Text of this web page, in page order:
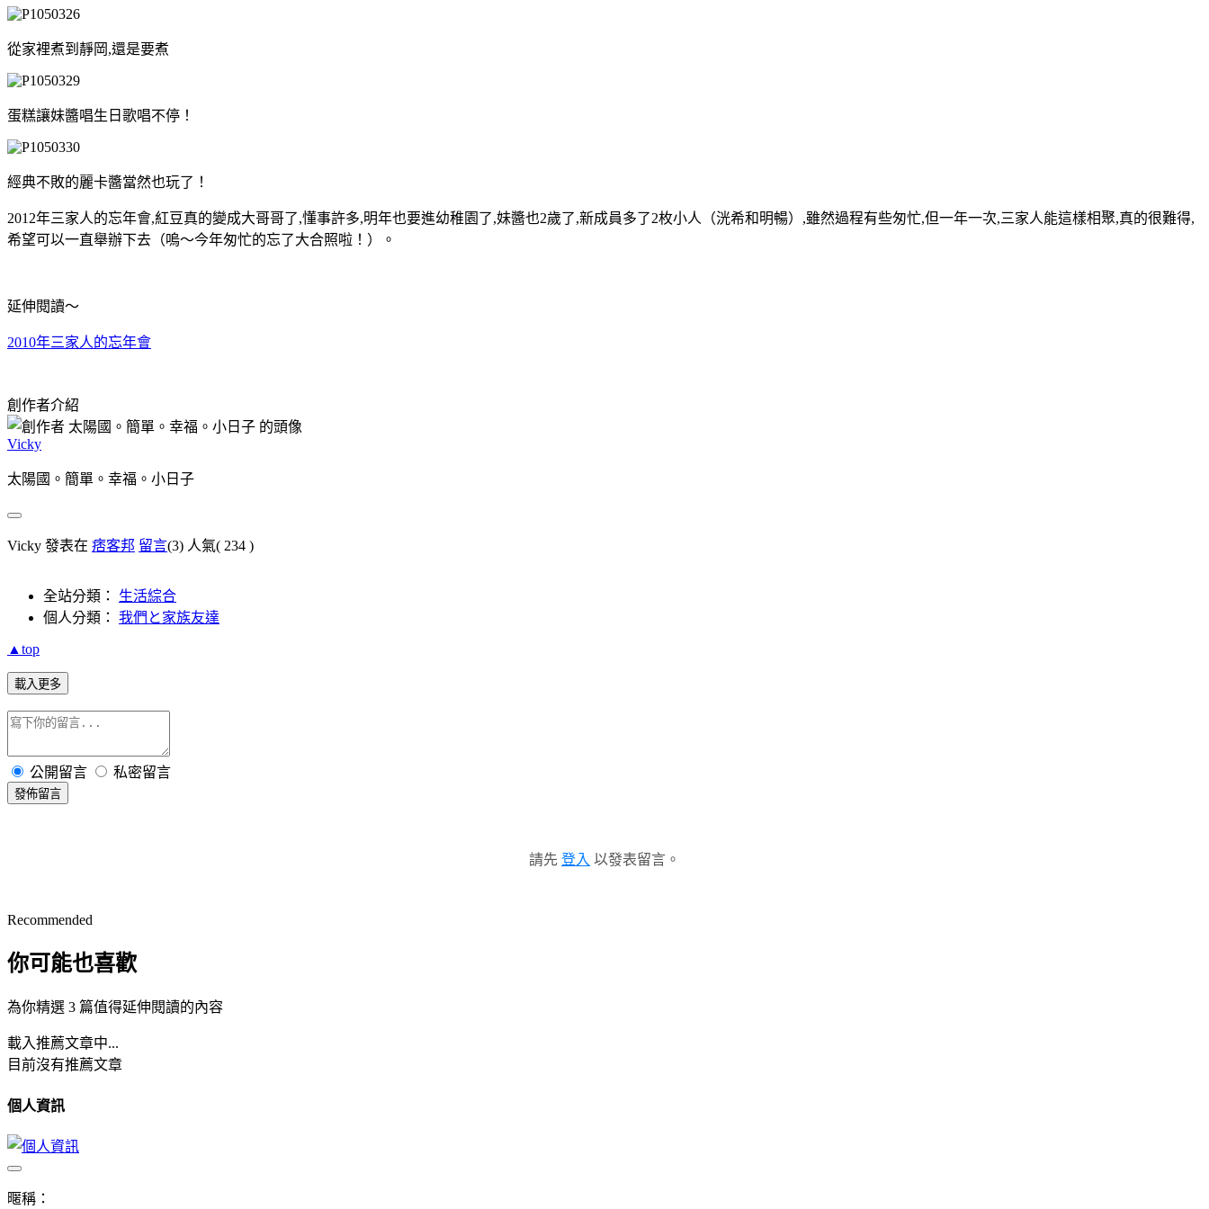
從家裡煮到靜岡,還是要煮
蛋糕讓妹醬唱生日歌唱不停！
經典不敗的麗卡醬當然也玩了！
2012年三家人的忘年會,紅豆真的變成大哥哥了,懂事許多,明年也要進幼稚園了,妹醬也2歲了,新成員多了2枚小人（洸希和明暢）,雖然過程有些匆忙,但一年一次,三家人能這樣相聚,真的很難得,
希望可以一直舉辦下去（嗚～今年匆忙的忘了大合照啦！）。
延伸閱讀～
2010年三家人的忘年會
創作者介紹
Vicky
太陽國。簡單。幸福。小日子
Vicky 發表在 痞客邦 留言(3) 人氣( 234 )
全站分類： 生活綜合
個人分類： 我們と家族友達
▲top
載入更多
公開留言 私密留言
發佈留言
請先 登入 以發表留言。
Recommended
你可能也喜歡
為你精選 3 篇值得延伸閱讀的內容
載入推薦文章中...
目前沒有推薦文章
個人資訊
暱稱：